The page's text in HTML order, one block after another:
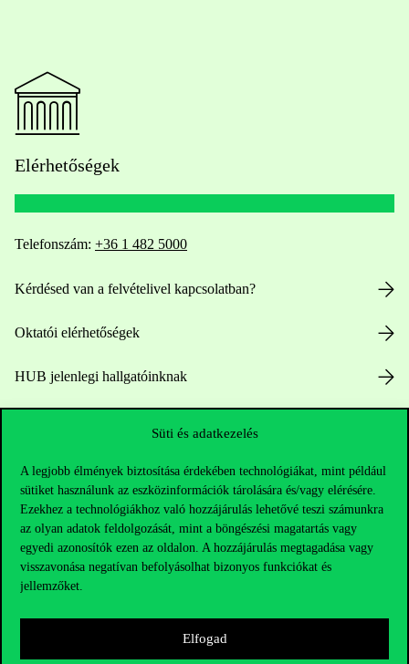
Süti és adatkezelés
A legjobb élmények biztosítása érdekében technológiákat, mint például
sütiket használunk az eszközinformációk tárolására és/vagy elérésére.
Ezekhez a technológiákhoz való hozzájárulás lehetővé teszi számunkra
az olyan adatok feldolgozását, mint a böngészési magatartás vagy
egyedi azonosítók ezen az oldalon. A hozzájárulás megtagadása vagy
visszavonása negatívan befolyásolhat bizonyos funkciókat és
jellemzőket.
Elfogad
Elérhetőségek
Telefonszám: +36 1 482 5000
Kérdésed van a felvételivel kapcsolatban?
Oktatói elérhetőségek
HUB jelenlegi hallgatóinknak
Hasznos linkek